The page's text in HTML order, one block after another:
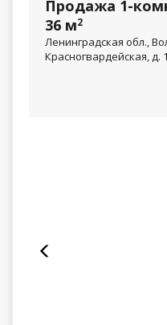
Продажа 1-
36 м2
Ленинградская обл.,
Красногвардейская, д.